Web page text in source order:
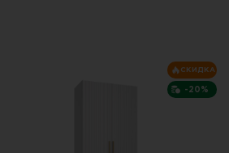
-20%
СКИДКА